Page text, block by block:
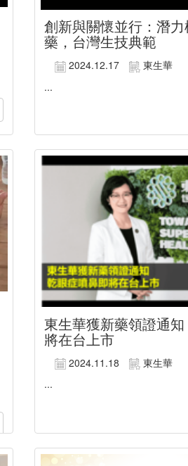
創新與關懷並行：潛
藥，台灣生技典範
2024.12.17
東生華
...
東生華獲新藥領證通
將在台上市
2024.11.18
東生華
...